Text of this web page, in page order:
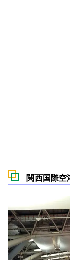
関西国際空